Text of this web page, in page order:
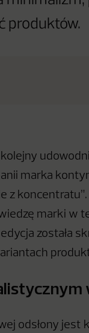
produktów.
marka
z
marki w
została
odsłony